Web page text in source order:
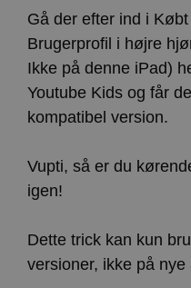
Gå der efter ind i
Brugerprofil i højre
Ikke på denne iPad)
Youtube Kids og får
kompatibel version.
Vupti, så er du
igen!
Dette trick kan kun
versioner, ikke på nye